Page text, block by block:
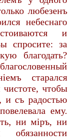
любезенъ
небеснаго
и
спросите: за
благодать?
старался
чистоте, чтобы
и съ радостью
ему.
ни мiръ, ни
обязанности